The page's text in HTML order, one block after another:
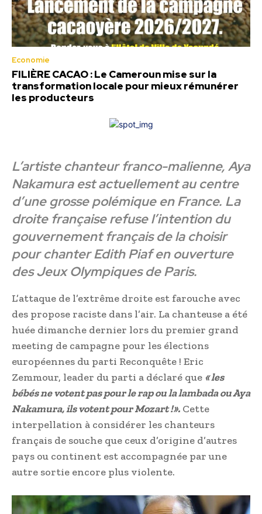
Economie
FILIÈRE CACAO : Le Cameroun mise sur la
transformation locale pour mieux rémunérer
les producteurs
L’artiste chanteur franco-malienne, Aya
Nakamura est actuellement au centre
d’une grosse polémique en France. La
droite française refuse l’intention du
gouvernement français de la choisir
pour chanter Edith Piaf en ouverture
des Jeux Olympiques de Paris.
L’attaque de l’extrême droite est farouche avec
des propose raciste dans l’air. La chanteuse a été
huée dimanche dernier lors du premier grand
meeting de campagne pour les élections
européennes du parti Reconquête ! Eric
Zemmour, leader du parti a déclaré que « les
bébés ne votent pas pour le rap ou la lambada ou Aya
Nakamura, ils votent pour Mozart !». Cette
interpellation à considérer les chanteurs
français de souche que ceux d’origine d’autres
pays ou continent est accompagnée par une
autre sortie encore plus violente.